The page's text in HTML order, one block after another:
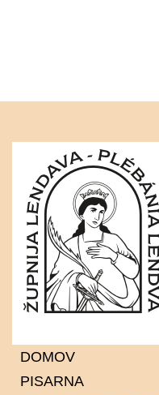
DOMOV
PISARNA